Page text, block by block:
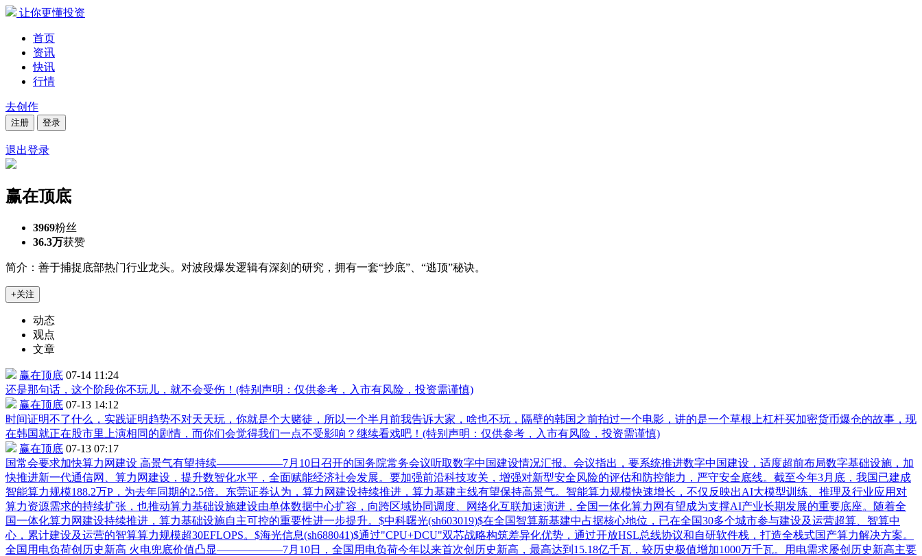
让你更懂投资
首页
资讯
快讯
行情
去创作
注册 登录
退出登录
赢在顶底
3969粉丝
36.3万获赞
简介：善于捕捉底部热门行业龙头。对波段爆发逻辑有深刻的研究，拥有一套“抄底”、“逃顶”秘诀。
+关注
动态
观点
文章
赢在顶底 07-14 11:24
还是那句话，这个阶段你不玩儿，就不会受伤！(特别声明：仅供参考，入市有风险，投资需谨慎)
赢在顶底 07-13 14:12
时间证明不了什么，实践证明趋势不对天天玩，你就是个大赌徒，所以一个半月前我告诉大家，啥也不玩，隔壁的韩国之前拍过一个电影，讲的是一个草根上杠杆买加密货币爆仓的故事，现
在韩国就正在股市里上演相同的剧情，而你们会觉得我们一点不受影响？继续看戏吧！(特别声明：仅供参考，入市有风险，投资需谨慎)
赢在顶底 07-13 07:17
国常会要求加快算力网建设 高景气有望持续——————7月10日召开的国务院常务会议听取数字中国建设情况汇报。会议指出，要系统推进数字中国建设，适度超前布局数字基础设施，加
快推进新一代通信网、算力网建设，提升数智化水平，全面赋能经济社会发展。要加强前沿科技攻关，增强对新型安全风险的评估和防控能力，严守安全底线。截至今年3月底，我国已建成
智能算力规模188.2万P，为去年同期的2.5倍。东莞证券认为，算力网建设持续推进，算力基建主线有望保持高景气。智能算力规模快速增长，不仅反映出AI大模型训练、推理及行业应用对
算力资源需求的持续扩张，也推动算力基础设施建设由单体数据中心扩容，向跨区域协同调度、网络化互联加速演进，全国一体化算力网有望成为支撑AI产业长期发展的重要底座。随着全
国一体化算力网建设持续推进，算力基础设施自主可控的重要性进一步提升。$中科曙光(sh603019)$在全国智算新基建中占据核心地位，已在全国30多个城市参与建设及运营超算、智算中
心，累计建设及运营的智算算力规模超30EFLOPS。$海光信息(sh688041)$通过"CPU+DCU"双芯战略构筑差异化优势，通过开放HSL总线协议和自研软件栈，打造全栈式国产算力解决方案。
全国用电负荷创历史新高 火电兜底价值凸显——————7月10日，全国用电负荷今年以来首次创历史新高，最高达到15.18亿千瓦，较历史极值增加1000万千瓦。用电需求屡创历史新高主要